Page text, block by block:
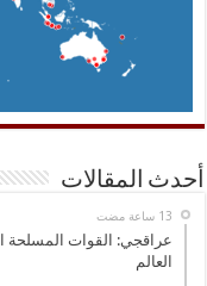
أحدث المقالات
عراقجي: القوات المسلحة
العالم